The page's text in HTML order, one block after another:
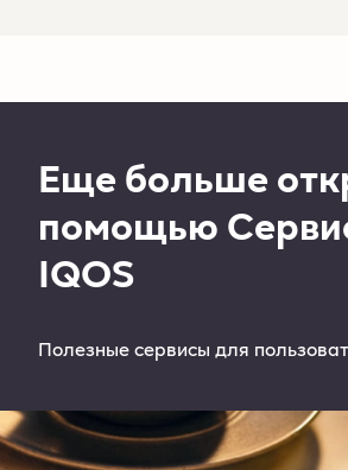
Еще больше
помощью
IQOS
Полезные сервисы для